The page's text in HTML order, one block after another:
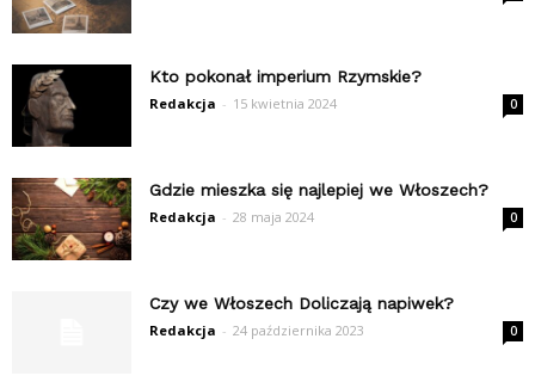
Kto pokonał imperium Rzymskie?
Redakcja - 15 kwietnia 2024 0
Gdzie mieszka się najlepiej we Włoszech?
Redakcja - 28 maja 2024 0
Czy we Włoszech Doliczają napiwek?
Redakcja - 24 października 2023 0